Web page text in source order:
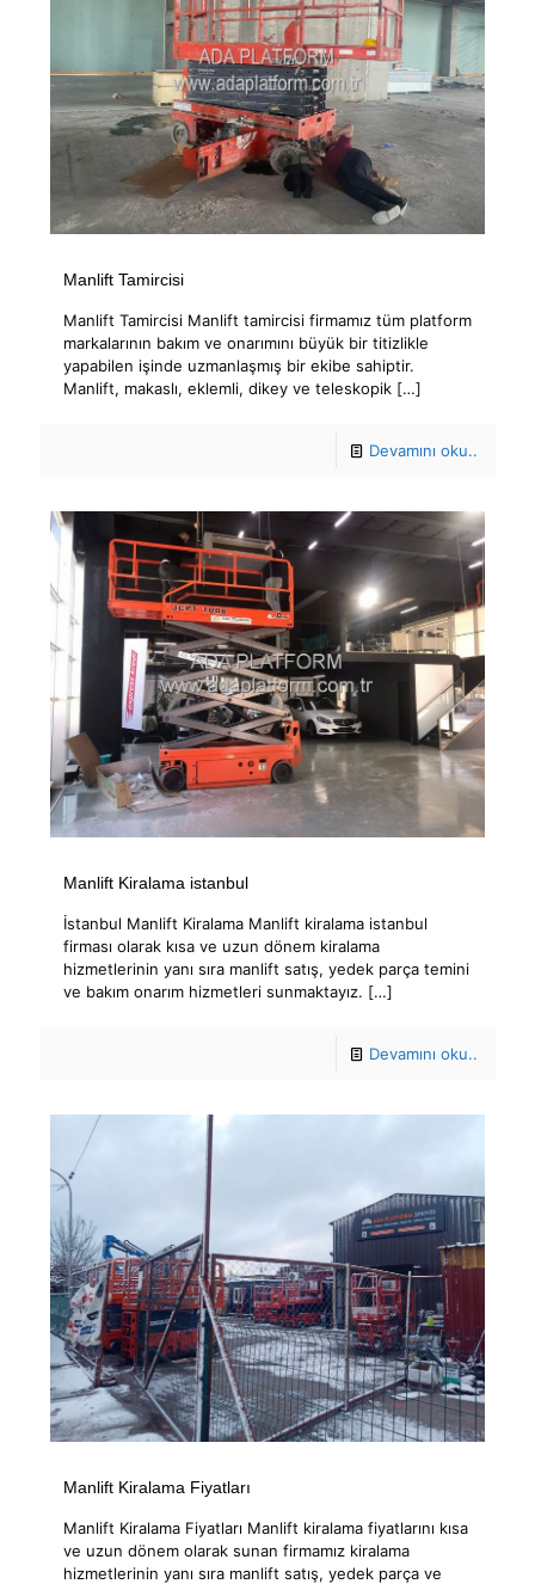
Manlift Tamircisi
Manlift Tamircisi Manlift tamircisi firmamız tüm platform
markalarının bakım ve onarımını büyük bir titizlikle
yapabilen işinde uzmanlaşmış bir ekibe sahiptir.
Manlift, makaslı, eklemli, dikey ve teleskopik […]
Devamını oku..
Manlift Kiralama istanbul
İstanbul Manlift Kiralama Manlift kiralama istanbul
firması olarak kısa ve uzun dönem kiralama
hizmetlerinin yanı sıra manlift satış, yedek parça temini
ve bakım onarım hizmetleri sunmaktayız. […]
Devamını oku..
Manlift Kiralama Fiyatları
Manlift Kiralama Fiyatları Manlift kiralama fiyatlarını kısa
ve uzun dönem olarak sunan firmamız kiralama
hizmetlerinin yanı sıra manlift satış, yedek parça ve